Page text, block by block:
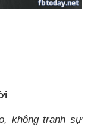
không tranh sự